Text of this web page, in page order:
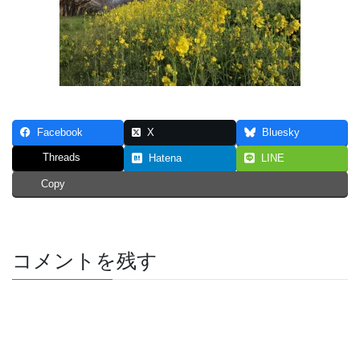
Facebook X Bluesky
Threads Hatena LINE
Copy
コメントを残す